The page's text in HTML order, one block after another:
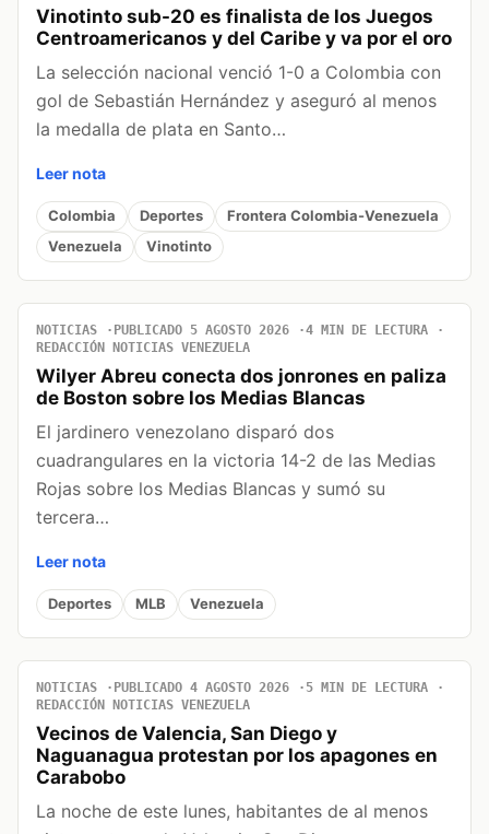
Vinotinto sub-20 es finalista de los Juegos
Centroamericanos y del Caribe y va por el oro
La selección nacional venció 1-0 a Colombia con
gol de Sebastián Hernández y aseguró al menos
la medalla de plata en Santo…
Leer nota
Colombia Deportes
Frontera Colombia-Venezuela
Venezuela
Vinotinto
NOTICIAS PUBLICADO 5 AGOSTO 2026
4 MIN DE LECTURA
REDACCIÓN NOTICIAS VENEZUELA
Wilyer Abreu conecta dos jonrones en paliza
de Boston sobre los Medias Blancas
El jardinero venezolano disparó dos
cuadrangulares en la victoria 14-2 de las Medias
Rojas sobre los Medias Blancas y sumó su
tercera…
Leer nota
Deportes MLB Venezuela
NOTICIAS PUBLICADO 4 AGOSTO 2026
5 MIN DE LECTURA
REDACCIÓN NOTICIAS VENEZUELA
Vecinos de Valencia, San Diego y
Naguanagua protestan por los apagones en
Carabobo
La noche de este lunes, habitantes de al menos